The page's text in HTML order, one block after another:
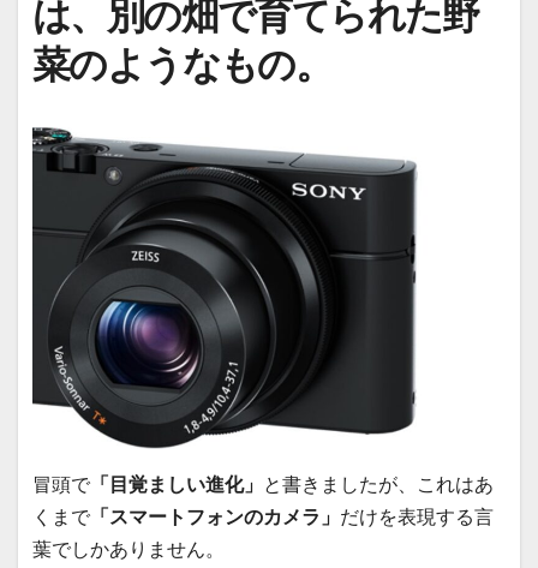
は、別の畑で育てられた野
菜のようなもの。
冒頭で 「目覚ましい進化」 と書きましたが、これはあ
くまで 「スマートフォンのカメラ」 だけを表現する言
葉でしかありません。